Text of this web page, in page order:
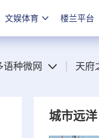
文娱体育 楼兰平台
语种微网 天府
城市远洋